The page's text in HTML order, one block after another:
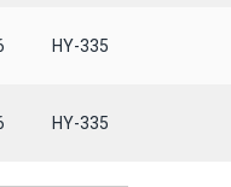
HY-335
ΗΥ-335